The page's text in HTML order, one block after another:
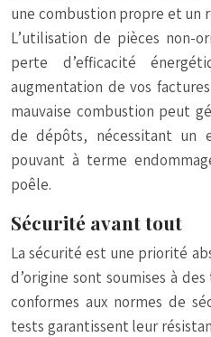
une combustion propre et un
L’utilisation de pièces non-
perte d’efficacité
augmentation de vos
mauvaise combustion peut
de dépôts, nécessitant un
pouvant à terme
poêle.
Sécurité avant tout
La sécurité est une priorité
d’origine sont soumises à
conformes aux normes de
tests garantissent leur